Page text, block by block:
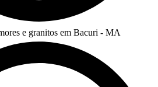
e granitos em Bacuri - MA